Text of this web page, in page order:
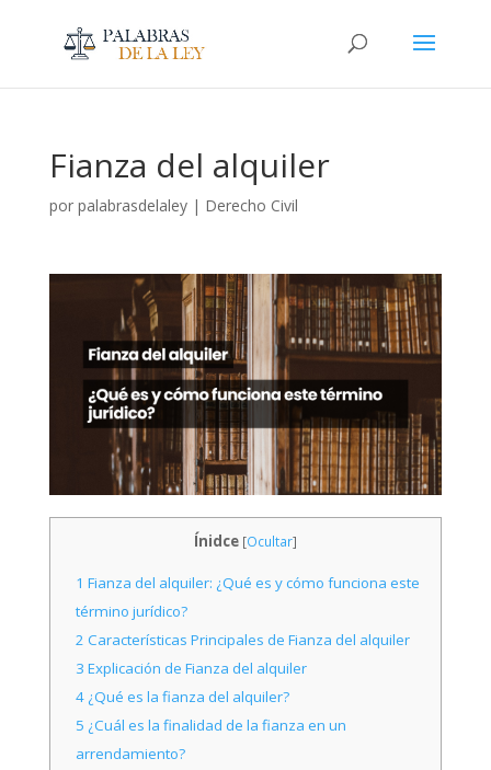
Fianza del alquiler
por palabrasdelaley| Derecho Civil
Ínidce [Ocultar]
1 Fianza del alquiler: ¿Qué es y cómo funciona este
término jurídico?
2 Características Principales de Fianza del alquiler
3 Explicación de Fianza del alquiler
4 ¿Qué es la fianza del alquiler?
5 ¿Cuál es la finalidad de la fianza en un
arrendamiento?